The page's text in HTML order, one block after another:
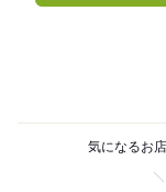
気になるお